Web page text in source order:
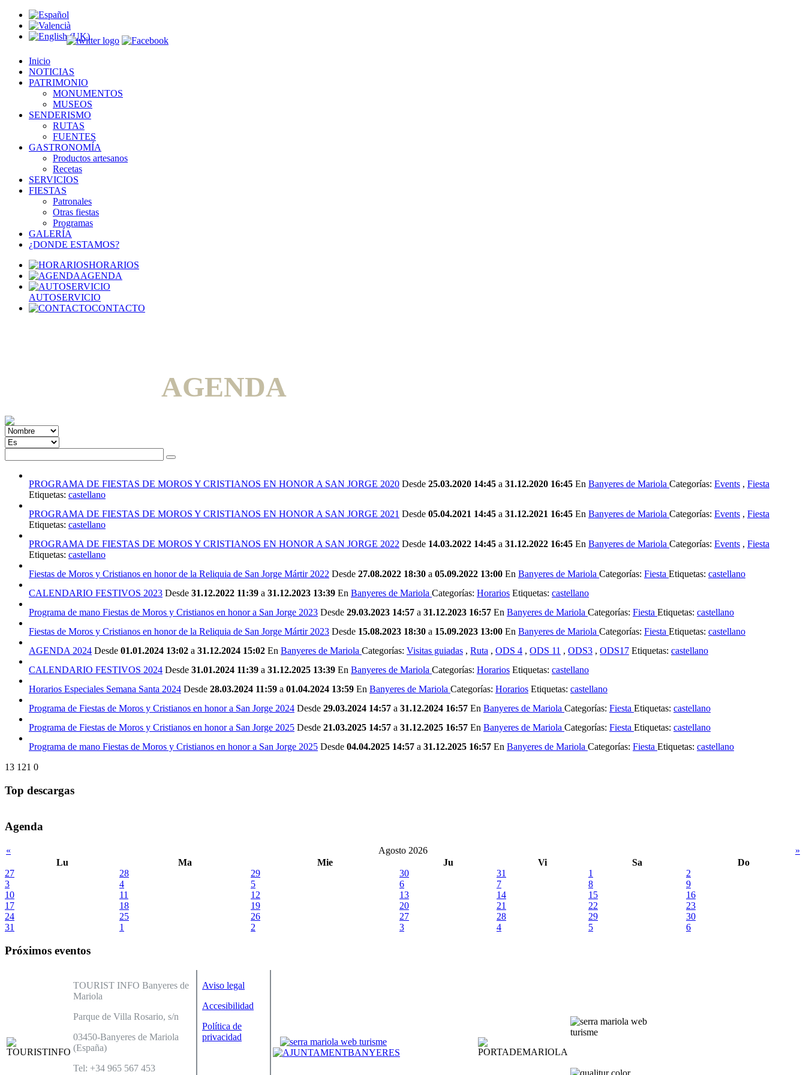
Inicio
NOTICIAS
PATRIMONIO
MONUMENTOS
MUSEOS
SENDERISMO
RUTAS
FUENTES
GASTRONOMÍA
Productos artesanos
Recetas
SERVICIOS
FIESTAS
Patronales
Otras fiestas
Programas
GALERÍA
¿DONDE ESTAMOS?
HORARIOS
AGENDA
AUTOSERVICIO
CONTACTO
AGENDA
PROGRAMA DE FIESTAS DE MOROS Y CRISTIANOS EN HONOR A SAN JORGE 2020 Desde 25.03.2020 14:45 a 31.12.2020 16:45 En Banyeres de Mariola Categorías: Events , Fiesta
Etiquetas: castellano
PROGRAMA DE FIESTAS DE MOROS Y CRISTIANOS EN HONOR A SAN JORGE 2021 Desde 05.04.2021 14:45 a 31.12.2021 16:45 En Banyeres de Mariola Categorías: Events , Fiesta
Etiquetas: castellano
PROGRAMA DE FIESTAS DE MOROS Y CRISTIANOS EN HONOR A SAN JORGE 2022 Desde 14.03.2022 14:45 a 31.12.2022 16:45 En Banyeres de Mariola Categorías: Events , Fiesta
Etiquetas: castellano
Fiestas de Moros y Cristianos en honor de la Reliquia de San Jorge Mártir 2022 Desde 27.08.2022 18:30 a 05.09.2022 13:00 En Banyeres de Mariola Categorías: Fiesta Etiquetas: castellano
CALENDARIO FESTIVOS 2023 Desde 31.12.2022 11:39 a 31.12.2023 13:39 En Banyeres de Mariola Categorías: Horarios Etiquetas: castellano
Programa de mano Fiestas de Moros y Cristianos en honor a San Jorge 2023 Desde 29.03.2023 14:57 a 31.12.2023 16:57 En Banyeres de Mariola Categorías: Fiesta Etiquetas: castellano
Fiestas de Moros y Cristianos en honor de la Reliquia de San Jorge Mártir 2023 Desde 15.08.2023 18:30 a 15.09.2023 13:00 En Banyeres de Mariola Categorías: Fiesta Etiquetas: castellano
AGENDA 2024 Desde 01.01.2024 13:02 a 31.12.2024 15:02 En Banyeres de Mariola Categorías: Visitas guiadas , Ruta , ODS 4 , ODS 11 , ODS3 , ODS17 Etiquetas: castellano
CALENDARIO FESTIVOS 2024 Desde 31.01.2024 11:39 a 31.12.2025 13:39 En Banyeres de Mariola Categorías: Horarios Etiquetas: castellano
Horarios Especiales Semana Santa 2024 Desde 28.03.2024 11:59 a 01.04.2024 13:59 En Banyeres de Mariola Categorías: Horarios Etiquetas: castellano
Programa de Fiestas de Moros y Cristianos en honor a San Jorge 2024 Desde 29.03.2024 14:57 a 31.12.2024 16:57 En Banyeres de Mariola Categorías: Fiesta Etiquetas: castellano
Programa de Fiestas de Moros y Cristianos en honor a San Jorge 2025 Desde 21.03.2025 14:57 a 31.12.2025 16:57 En Banyeres de Mariola Categorías: Fiesta Etiquetas: castellano
Programa de mano Fiestas de Moros y Cristianos en honor a San Jorge 2025 Desde 04.04.2025 14:57 a 31.12.2025 16:57 En Banyeres de Mariola Categorías: Fiesta Etiquetas: castellano
13 121 0
Top descargas
Agenda
« Agosto 2026
»
Lu
Ma Mie Ju Vi Sa
Do
27
28 29 30 31 1
2
3
4 5 6 7 8
9
10
11 12 13 14 15
16
17
18 19 20 21 22
23
24
25 26 27 28 29
30
31
1 2 3 4 5 6
Próximos eventos
TOURIST INFO Banyeres de
Mariola
Parque de Villa Rosario, s/n
03450-Banyeres de Mariola
(España)
Tel: +34 965 567 453
Aviso legal
Accesibilidad
Política de
privacidad